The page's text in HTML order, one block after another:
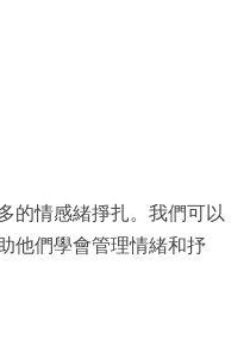
的情感緒掙扎。我們可以
他們學會管理情緒和抒